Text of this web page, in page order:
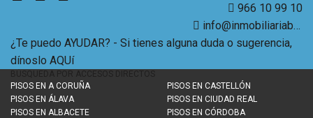
966 10 99 10
info@inmobiliariabancaria.com
¿Te puedo AYUDAR? - Si tienes alguna duda o sugerencia,
dínoslo AQUí
PISOS EN A CORUÑA
PISOS EN ÁLAVA
PISOS EN ALBACETE
PISOS EN CASTELLÓN
PISOS EN CIUDAD REAL
PISOS EN CÓRDOBA